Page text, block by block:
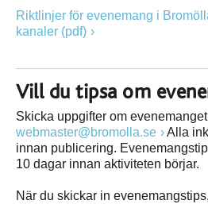
Riktlinjer för evenemang i
kanaler (pdf)
Vill du tipsa om
Skicka uppgifter om evenemanget
webmaster@bromolla.se
Alla
innan publicering.
10 dagar innan aktiviteten börjar.
När du skickar in